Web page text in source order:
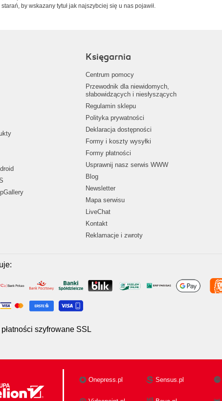
starań, by wskazany tytuł jak najszybciej się u nas pojawił.
Księgarnia
Centrum pomocy
Przewodnik dla niewidomych,
słabowidzących i niesłyszących
Regulamin sklepu
Polityka prywatności
Deklaracja dostępności
Formy i koszty wysyłki
Formy płatności
Usprawnij nasz serwis WWW
Blog
Newsletter
Mapa serwisu
LiveChat
Kontakt
Reklamacje i zwroty
szyfrowane SSL
Onepress.pl Sensus.pl